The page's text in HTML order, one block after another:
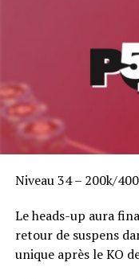
Niveau 34 – 200k/
Le heads-up aura
retour de suspens
unique après le KO